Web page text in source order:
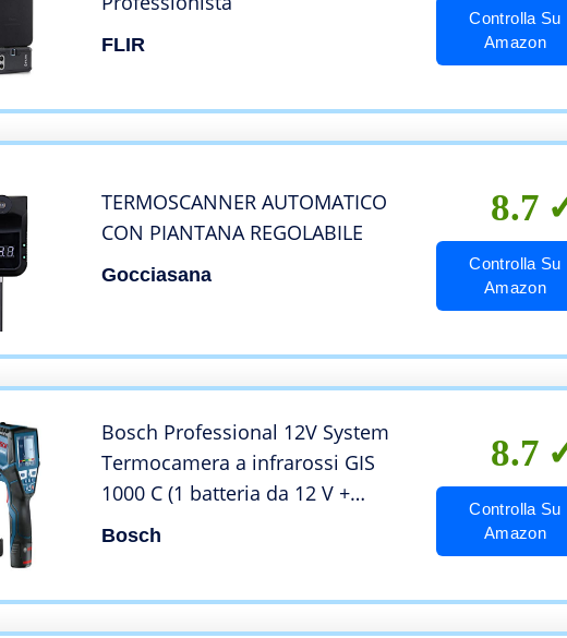
FLIR
Controlla Su
Amazon
TERMOSCANNER AUTOMATICO
CON PIANTANA REGOLABILE
Gocciasana
8.7
Controlla Su
Amazon
Bosch Professional 12V System
Termocamera a infrarossi GIS
1000 C (1 batteria da 12 V +
caricabatteria, con funzione app,
Bosch
8.7
Controlla Su
Amazon